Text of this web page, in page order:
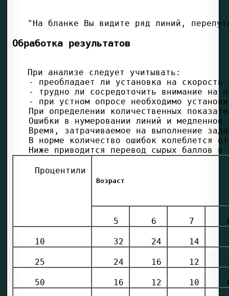
Обработка результатов
Процентили
Возраст
5 6 7
10 32 24 14
25 24 16 12
50 16 12 10